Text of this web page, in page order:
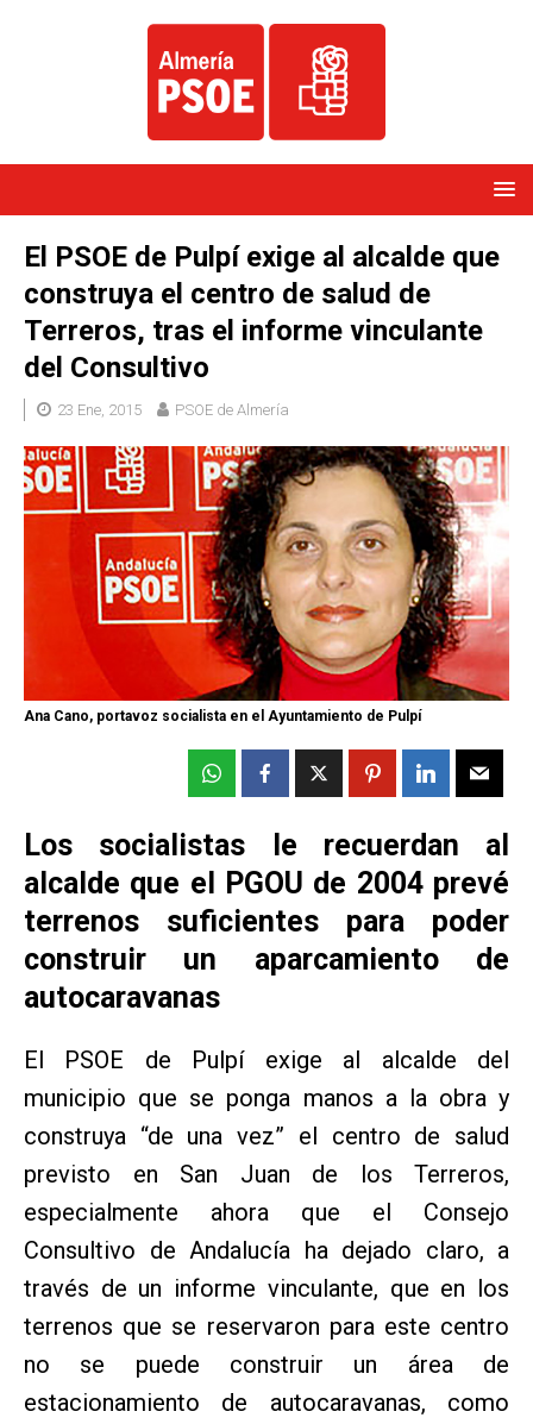
El PSOE de Pulpí exige al alcalde que
construya el centro de salud de
Terreros, tras el informe vinculante
del Consultivo
23 Ene, 2015 PSOE de Almería
Ana Cano, portavoz socialista en el Ayuntamiento de Pulpí
Los socialistas le recuerdan al
alcalde que el PGOU de 2004 prevé
terrenos suficientes para poder
construir un aparcamiento de
autocaravanas
El PSOE de Pulpí exige al alcalde del
municipio que se ponga manos a la obra y
construya “de una vez” el centro de salud
previsto en San Juan de los Terreros,
especialmente ahora que el Consejo
Consultivo de Andalucía ha dejado claro, a
través de un informe vinculante, que en los
terrenos que se reservaron para este centro
no se puede construir un área de
estacionamiento de autocaravanas, como